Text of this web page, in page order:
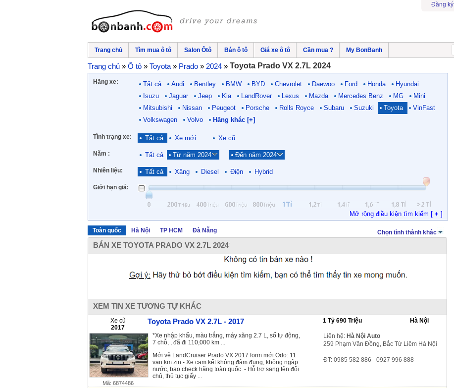
Đăng ký
Trang chủ Tìm mua ô tô Salon Ôtô Bán ô tô Giá xe ô tô Cần mua ? My BonBanh
Trang chủ » Ô tô » Toyota » Prado » 2024 » Toyota Prado VX 2.7L 2024
Hãng xe: Tất cả Audi Bentley BMW BYD Chevrolet Daewoo Ford Honda
Hyundai
Isuzu
Jaguar Jeep Kia LandRover Lexus Mazda Mercedes Benz MG
Mini
Mitsubishi
Nissan Peugeot Porsche Rolls Royce Subaru Suzuki Toyota
VinFast
Volkswagen
Volvo Hãng khác [+]
Tình trạng xe: Tất cả Xe mới Xe cũ
Năm : Tất cả Từ năm 2024 Đến năm 2024
Nhiên liệu: Tất cả Xăng Diesel Điện Hybrid
Giới hạn giá:
Mở rộng điều kiện tìm kiếm [ + ]
Toàn quốc Hà Nội TP HCM Đà Nẵng Chọn tỉnh thành khác
BÁN XE TOYOTA PRADO VX 2.7L 2024
XEM TIN XE TƯƠNG TỰ KHÁC
Xe cũ
2017
Toyota Prado VX 2.7L - 2017 1 Tỷ 690 Triệu Hà Nội
Mã: 6874486
*Xe nhập khẩu, màu trắng, máy xăng 2.7 L, số tự động,
7 chỗ, , đã đi 110,000 km ...
Mới về LandCruiser Prado VX 2017 form mới Odo: 11
vạn km zin - Xe cam kết không đâm đụng, không ngập
nước, bao check hãng toàn quốc. - Hỗ trợ sang tên đổi
chủ, thủ tục giấy ...
Liên hệ: Hà Nội Auto
259 Phạm Văn Đồng, Bắc Từ Liêm Hà Nội
ĐT: 0985 582 886 - 0927 996 888